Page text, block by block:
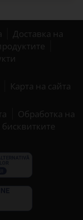
Доставка на
Карта на сайта
Обработка на